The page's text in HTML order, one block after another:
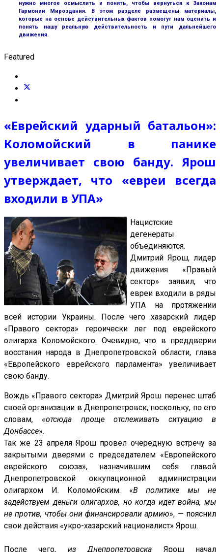
нужно многое осмыслить и понять, чтобы вернуться к Законам
Гармонии Мироздания. В этом разделе размещены материалы,
которые на основе действительных фактов помогут нам оценить и
понять нашу реальную действительность и пути дальнейшего
движения.
Featured
«Еврейский ударный батальон»:
Коломойский в панике
увеличивает свою банду. Ярош
утверждает, что «евреи всегда
входили в УПА»
Нацистские
дегенераты
объединяются.
Дмитрий Ярош, лидер
движения «Правый
сектор» заявил, что
евреи входили в ряды
УПА на протяжении
всей истории Украины. После чего хазарский лидер
«Правого сектора» героически лег под еврейского
олигарха Коломойского. Очевидно, что в преддверии
восстания народа в Днепропетровской области, глава
«Европейского еврейского парламента» увеличивает
свою банду.
Вождь «Правого сектора» Дмитрий Ярош перенес штаб
своей организации в Днепропетровск, поскольку, по его
словам, «отсюда проще отслеживать ситуацию в
Донбассе».
Так же 23 апреля Ярош провел очередную встречу за
закрытыми дверями с председателем «Европейского
еврейского союза», назначившим себя главой
Днепропетровской оккупационной администрации
олигархом
И. Коломойским. «В политике мы не
задействуем деньги олигархов, но когда идет война, мы
не против, чтобы они финансировали армию», — пояснил
свои действия «укро-хазарский националист» Ярош.
После чего, из Днепропетровска Ярош начал